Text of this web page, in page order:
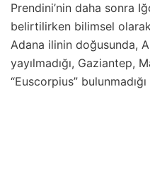
Prendini’nin daha sonra
belirtilirken bilimsel
Adana ilinin doğusunda,
yayılmadığı, Gaziantep,
“Euscorpius”